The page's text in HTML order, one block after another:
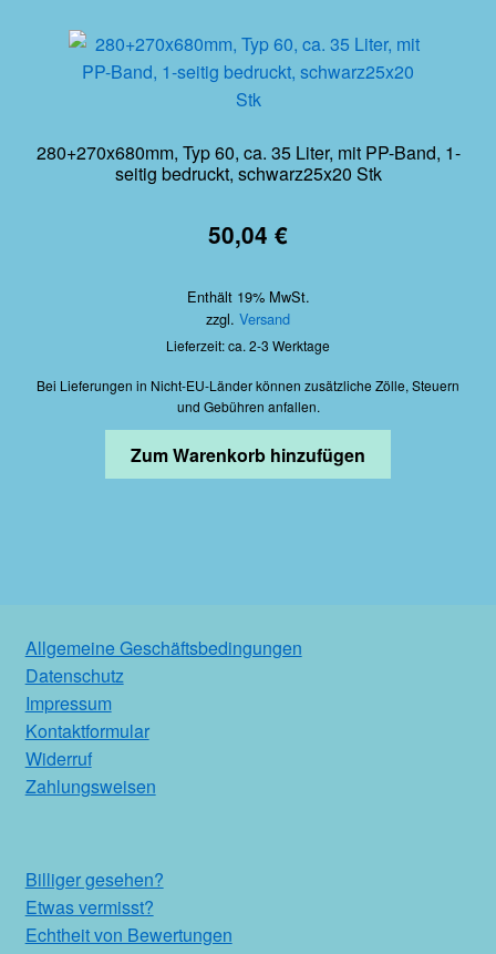
280+270x680mm, Typ 60, ca. 35 Liter, mit PP-Band, 1-
seitig bedruckt, schwarz25x20 Stk
50,04 €
Enthält 19% MwSt.
zzgl. Versand
Lieferzeit: ca. 2-3 Werktage
Bei Lieferungen in Nicht-EU-Länder können zusätzliche Zölle, Steuern
und Gebühren anfallen.
Zum Warenkorb hinzufügen
Allgemeine Geschäftsbedingungen
Datenschutz
Impressum
Kontaktformular
Widerruf
Zahlungsweisen
Billiger gesehen?
Etwas vermisst?
Echtheit von Bewertungen